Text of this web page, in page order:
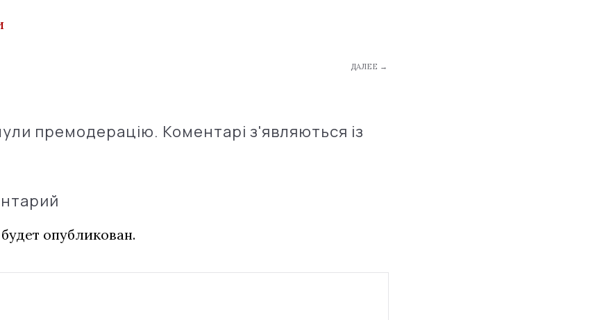
ДАЛЕЕ →
премодерацію. Коментарі з'являються із
опубликован.